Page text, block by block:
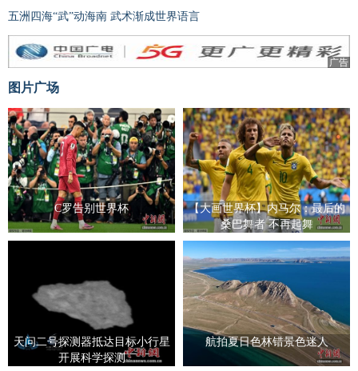
五洲四海“武”动海南 武术渐成世界语言
广告
图片广场
C罗告别世界杯
【大画世界杯】内马尔：最后的
桑巴舞者 不再起舞
天问二号探测器抵达目标小行星
开展科学探测
航拍夏日色林错景色迷人